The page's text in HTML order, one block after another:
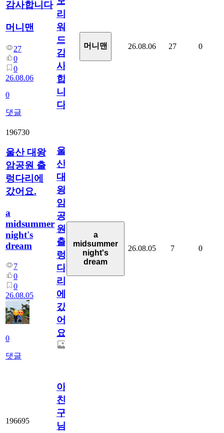
감사합니다
머니맨
27
0
0
26.08.06
0
댓글
리
워
드
감
사
합
니
다
머니맨 26.08.06 27 0
196730
울산 대왕
암공원 출
렁다리에
갔어요.
a
midsummer
night's
dream
7
0
0
26.08.05
0
댓글
울
산
대
왕
암
공
원
출
렁
다
리
에
갔
어
요.
a
midsummer
night's
dream
26.08.05 7 0
196695
아.
친
구
님